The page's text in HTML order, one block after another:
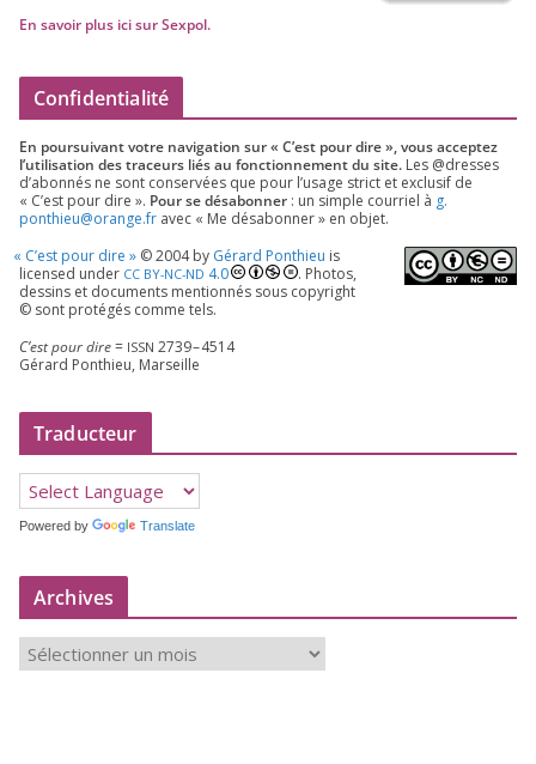
En savoir plus ici sur Sexpol.
Confidentialité
En pour­sui­vant votre navi­ga­tion sur « C’est pour dire », vous accep­tez
l’utilisation des tra­ceurs liés au fonc­tion­ne­ment du site. Les @dresses
d’a­bon­nés ne sont conser­vées que pour l’u­sage strict et exclu­sif de
« C’est pour dire ». Pour se désa­bon­ner : un simple cour­riel à g.​
ponthieu@​orange.​fr avec « Me désa­bon­ner » en objet.
« C’est pour dire » ©2004by Gérard Ponthieu is
licen­sed under CC BY-NC-ND 4.0
. Photos,
des­sins et docu­ments men­tion­nés sous copy­right
© sont pro­té­gés comme tels.
C’est pour dire= ISSN 2739–4514
Gérard Ponthieu, Marseille
Traducteur
Powered by Translate
Archives
r